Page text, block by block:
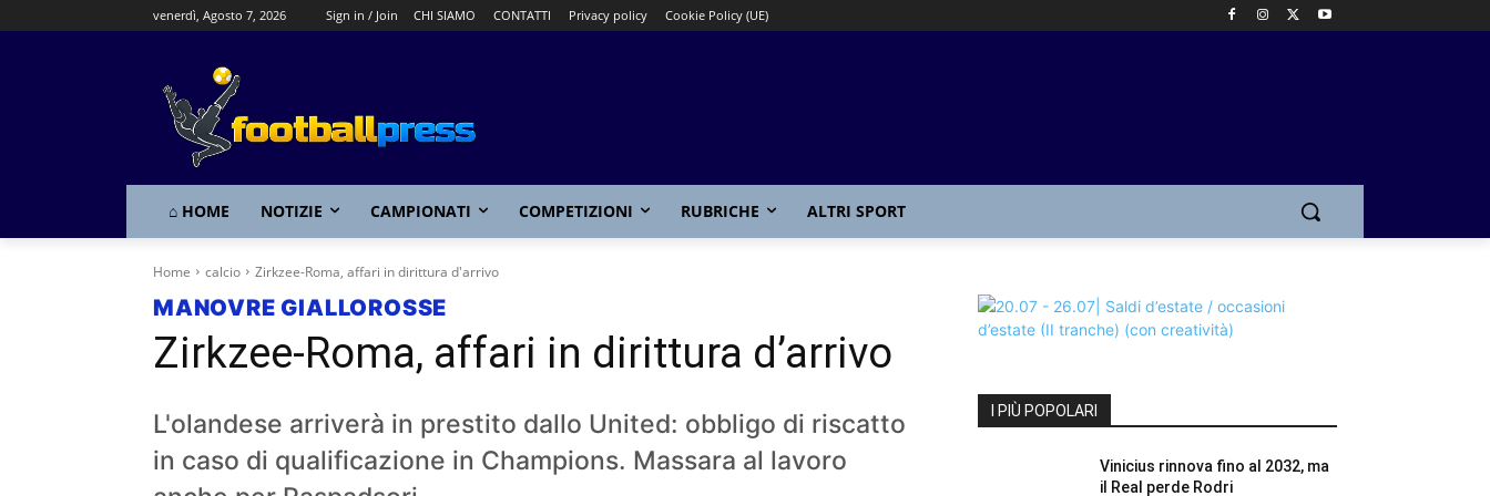
venerdì, Agosto 7, 2026 Sign in / Join CHI SIAMO CONTATTI Privacy policy Cookie Policy (UE)
⌂ HOME NOTIZIE CAMPIONATI COMPETIZIONI RUBRICHE ALTRI SPORT
Home calcio Zirkzee-Roma, affari in dirittura d'arrivo
MANOVRE GIALLOROSSE
Zirkzee-Roma, affari in dirittura d’arrivo
L'olandese arriverà in prestito dallo United: obbligo di riscatto
in caso di qualificazione in Champions. Massara al lavoro
I PIÙ POPOLARI
Vinicius rinnova fino al 2032, ma
il Real perde Rodri